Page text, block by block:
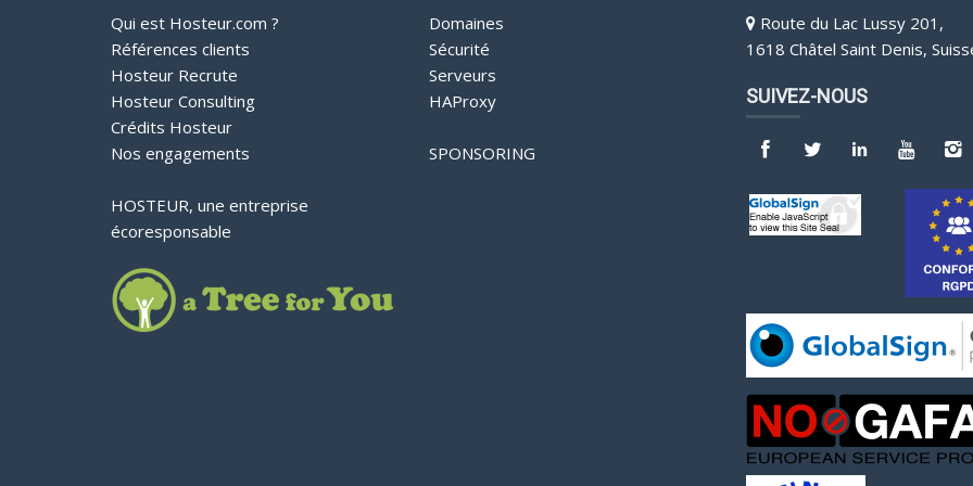
Qui est Hosteur.com ?
Références clients
Hosteur Recrute
Hosteur Consulting
Crédits Hosteur
Nos engagements
HOSTEUR, une entreprise
écoresponsable
Domaines
Sécurité
Serveurs
HAProxy
SPONSORING
Route du Lac Lussy 201,
1618 Châtel Saint Denis,
SUIVEZ-NOUS